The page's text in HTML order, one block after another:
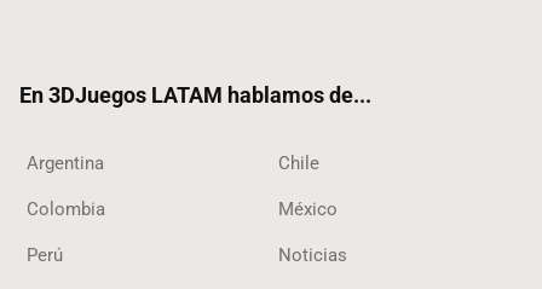
En 3DJuegos LATAM hablamos de...
Argentina Chile
Colombia México
Perú Noticias